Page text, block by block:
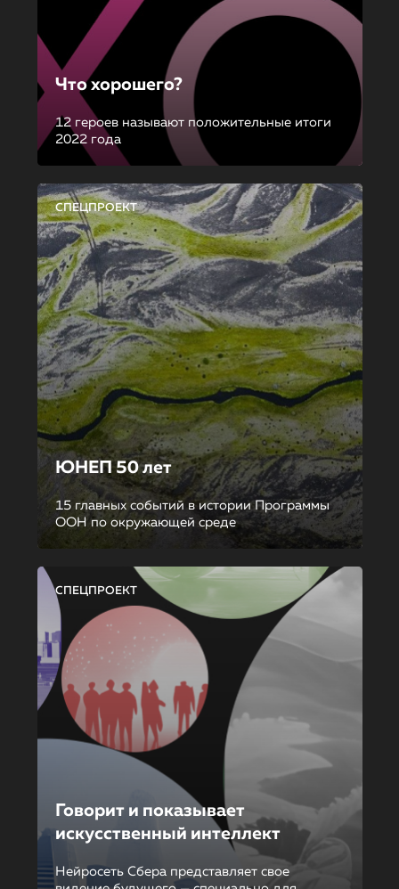
Что хорошего?
12 героев называют положительные итоги
2022 года
СПЕЦПРОЕКТ
ЮНЕП 50 лет
15 главных событий в истории Программы
ООН по окружающей среде
СПЕЦПРОЕКТ
Говорит и показывает
искусственный интеллект
Нейросеть Сбера представляет свое